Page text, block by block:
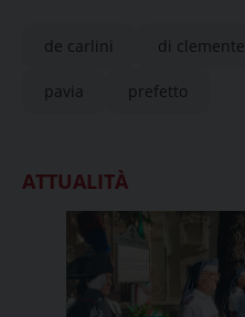
de carlini di clemente
pavia prefetto
ATTUALITÀ